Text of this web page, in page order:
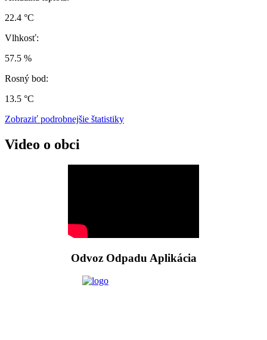
22.4 °C
Vlhkosť:
57.5 %
Rosný bod:
13.5 °C
Zobraziť podrobnejšie štatistiky
Video o obci
Odvoz Odpadu Aplikácia